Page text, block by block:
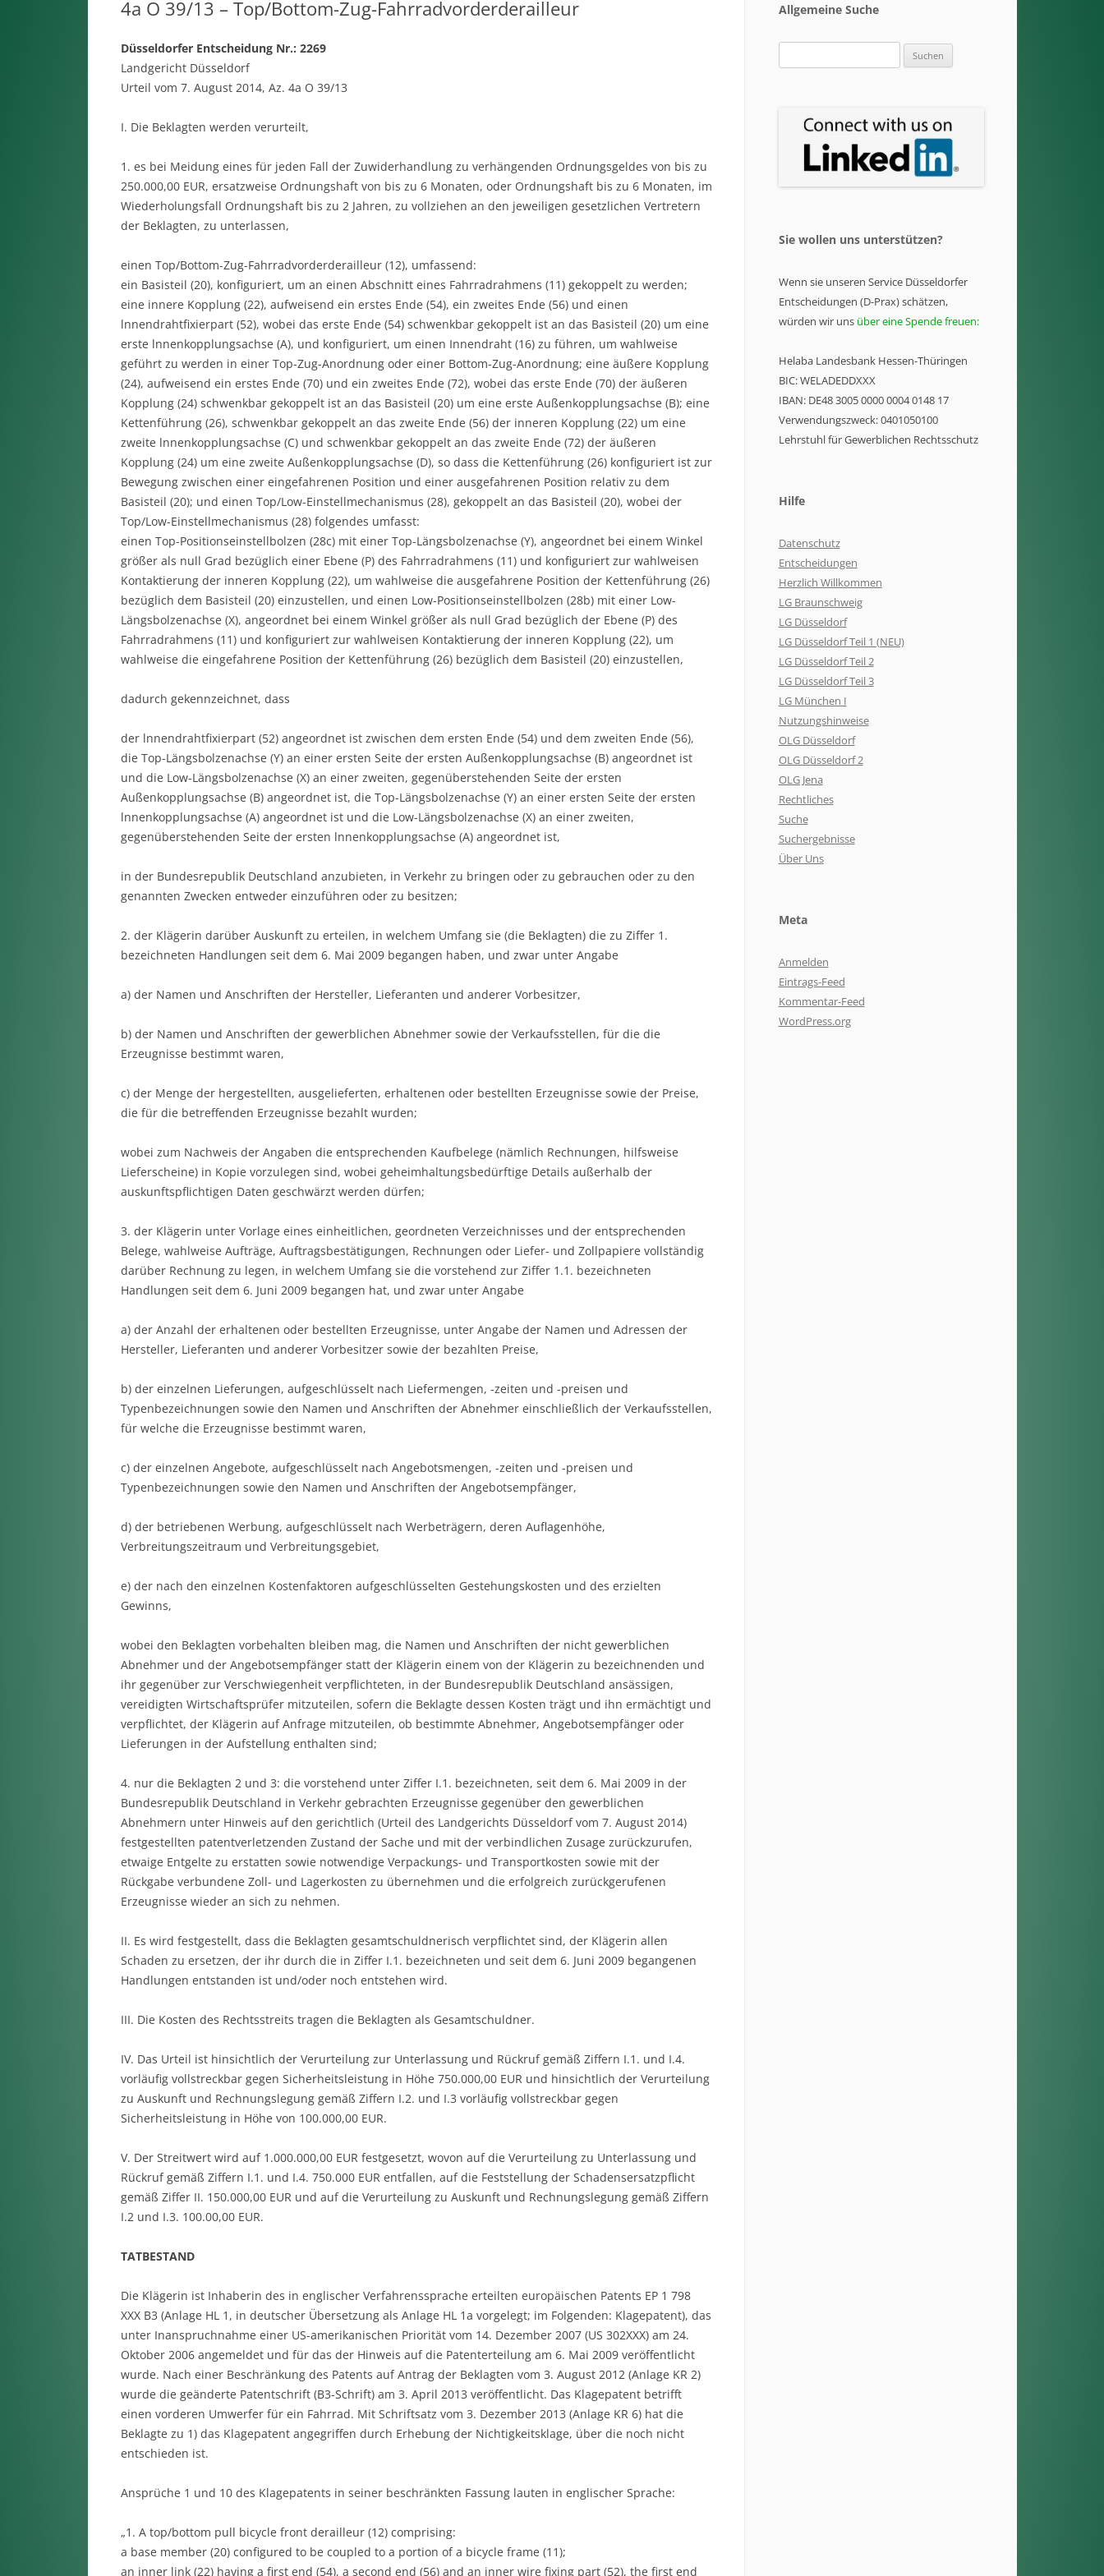
4a O 39/13 – Top/Bottom-Zug-Fahrradvorderderailleur
Düsseldorfer Entscheidung Nr.: 2269
Landgericht Düsseldorf
Urteil vom 7. August 2014, Az. 4a O 39/13
I. Die Beklagten werden verurteilt,
1. es bei Meidung eines für jeden Fall der Zuwiderhandlung zu verhängenden Ordnungsgeldes von bis zu
250.000,00 EUR, ersatzweise Ordnungshaft von bis zu 6 Monaten, oder Ordnungshaft bis zu 6 Monaten, im
Wiederholungsfall Ordnungshaft bis zu 2 Jahren, zu vollziehen an den jeweiligen gesetzlichen Vertretern
der Beklagten, zu unterlassen,
einen Top/Bottom-Zug-Fahrradvorderderailleur (12), umfassend:
ein Basisteil (20), konfiguriert, um an einen Abschnitt eines Fahrradrahmens (11) gekoppelt zu werden;
eine innere Kopplung (22), aufweisend ein erstes Ende (54), ein zweites Ende (56) und einen
lnnendrahtfixierpart (52), wobei das erste Ende (54) schwenkbar gekoppelt ist an das Basisteil (20) um eine
erste lnnenkopplungsachse (A), und konfiguriert, um einen Innendraht (16) zu führen, um wahlweise
geführt zu werden in einer Top-Zug-Anordnung oder einer Bottom-Zug-Anordnung; eine äußere Kopplung
(24), aufweisend ein erstes Ende (70) und ein zweites Ende (72), wobei das erste Ende (70) der äußeren
Kopplung (24) schwenkbar gekoppelt ist an das Basisteil (20) um eine erste Außenkopplungsachse (B); eine
Kettenführung (26), schwenkbar gekoppelt an das zweite Ende (56) der inneren Kopplung (22) um eine
zweite lnnenkopplungsachse (C) und schwenkbar gekoppelt an das zweite Ende (72) der äußeren
Kopplung (24) um eine zweite Außenkopplungsachse (D), so dass die Kettenführung (26) konfiguriert ist zur
Bewegung zwischen einer eingefahrenen Position und einer ausgefahrenen Position relativ zu dem
Basisteil (20); und einen Top/Low-Einstellmechanismus (28), gekoppelt an das Basisteil (20), wobei der
Top/Low-Einstellmechanismus (28) folgendes umfasst:
einen Top-Positionseinstellbolzen (28c) mit einer Top-Längsbolzenachse (Y), angeordnet bei einem Winkel
größer als null Grad bezüglich einer Ebene (P) des Fahrradrahmens (11) und konfiguriert zur wahlweisen
Kontaktierung der inneren Kopplung (22), um wahlweise die ausgefahrene Position der Kettenführung (26)
bezüglich dem Basisteil (20) einzustellen, und einen Low-Positionseinstellbolzen (28b) mit einer Low-
Längsbolzenachse (X), angeordnet bei einem Winkel größer als null Grad bezüglich der Ebene (P) des
Fahrradrahmens (11) und konfiguriert zur wahlweisen Kontaktierung der inneren Kopplung (22), um
wahlweise die eingefahrene Position der Kettenführung (26) bezüglich dem Basisteil (20) einzustellen,
dadurch gekennzeichnet, dass
der lnnendrahtfixierpart (52) angeordnet ist zwischen dem ersten Ende (54) und dem zweiten Ende (56),
die Top-Längsbolzenachse (Y) an einer ersten Seite der ersten Außenkopplungsachse (B) angeordnet ist
und die Low-Längsbolzenachse (X) an einer zweiten, gegenüberstehenden Seite der ersten
Außenkopplungsachse (B) angeordnet ist, die Top-Längsbolzenachse (Y) an einer ersten Seite der ersten
lnnenkopplungsachse (A) angeordnet ist und die Low-Längsbolzenachse (X) an einer zweiten,
gegenüberstehenden Seite der ersten lnnenkopplungsachse (A) angeordnet ist,
in der Bundesrepublik Deutschland anzubieten, in Verkehr zu bringen oder zu gebrauchen oder zu den
genannten Zwecken entweder einzuführen oder zu besitzen;
2. der Klägerin darüber Auskunft zu erteilen, in welchem Umfang sie (die Beklagten) die zu Ziffer 1.
bezeichneten Handlungen seit dem 6. Mai 2009 begangen haben, und zwar unter Angabe
a) der Namen und Anschriften der Hersteller, Lieferanten und anderer Vorbesitzer,
b) der Namen und Anschriften der gewerblichen Abnehmer sowie der Verkaufsstellen, für die die
Erzeugnisse bestimmt waren,
c) der Menge der hergestellten, ausgelieferten, erhaltenen oder bestellten Erzeugnisse sowie der Preise,
die für die betreffenden Erzeugnisse bezahlt wurden;
wobei zum Nachweis der Angaben die entsprechenden Kaufbelege (nämlich Rechnungen, hilfsweise
Lieferscheine) in Kopie vorzulegen sind, wobei geheimhaltungsbedürftige Details außerhalb der
auskunftspflichtigen Daten geschwärzt werden dürfen;
3. der Klägerin unter Vorlage eines einheitlichen, geordneten Verzeichnisses und der entsprechenden
Belege, wahlweise Aufträge, Auftragsbestätigungen, Rechnungen oder Liefer- und Zollpapiere vollständig
darüber Rechnung zu legen, in welchem Umfang sie die vorstehend zur Ziffer 1.1. bezeichneten
Handlungen seit dem 6. Juni 2009 begangen hat, und zwar unter Angabe
a) der Anzahl der erhaltenen oder bestellten Erzeugnisse, unter Angabe der Namen und Adressen der
Hersteller, Lieferanten und anderer Vorbesitzer sowie der bezahlten Preise,
b) der einzelnen Lieferungen, aufgeschlüsselt nach Liefermengen, -zeiten und -preisen und
Typenbezeichnungen sowie den Namen und Anschriften der Abnehmer einschließlich der Verkaufsstellen,
für welche die Erzeugnisse bestimmt waren,
c) der einzelnen Angebote, aufgeschlüsselt nach Angebotsmengen, -zeiten und -preisen und
Typenbezeichnungen sowie den Namen und Anschriften der Angebotsempfänger,
d) der betriebenen Werbung, aufgeschlüsselt nach Werbeträgern, deren Auflagenhöhe,
Verbreitungszeitraum und Verbreitungsgebiet,
e) der nach den einzelnen Kostenfaktoren aufgeschlüsselten Gestehungskosten und des erzielten
Gewinns,
wobei den Beklagten vorbehalten bleiben mag, die Namen und Anschriften der nicht gewerblichen
Abnehmer und der Angebotsempfänger statt der Klägerin einem von der Klägerin zu bezeichnenden und
ihr gegenüber zur Verschwiegenheit verpflichteten, in der Bundesrepublik Deutschland ansässigen,
vereidigten Wirtschaftsprüfer mitzuteilen, sofern die Beklagte dessen Kosten trägt und ihn ermächtigt und
verpflichtet, der Klägerin auf Anfrage mitzuteilen, ob bestimmte Abnehmer, Angebotsempfänger oder
Lieferungen in der Aufstellung enthalten sind;
4. nur die Beklagten 2 und 3: die vorstehend unter Ziffer I.1. bezeichneten, seit dem 6. Mai 2009 in der
Bundesrepublik Deutschland in Verkehr gebrachten Erzeugnisse gegenüber den gewerblichen
Abnehmern unter Hinweis auf den gerichtlich (Urteil des Landgerichts Düsseldorf vom 7. August 2014)
festgestellten patentverletzenden Zustand der Sache und mit der verbindlichen Zusage zurückzurufen,
etwaige Entgelte zu erstatten sowie notwendige Verpackungs- und Transportkosten sowie mit der
Rückgabe verbundene Zoll- und Lagerkosten zu übernehmen und die erfolgreich zurückgerufenen
Erzeugnisse wieder an sich zu nehmen.
II. Es wird festgestellt, dass die Beklagten gesamtschuldnerisch verpflichtet sind, der Klägerin allen
Schaden zu ersetzen, der ihr durch die in Ziffer I.1. bezeichneten und seit dem 6. Juni 2009 begangenen
Handlungen entstanden ist und/oder noch entstehen wird.
III. Die Kosten des Rechtsstreits tragen die Beklagten als Gesamtschuldner.
IV. Das Urteil ist hinsichtlich der Verurteilung zur Unterlassung und Rückruf gemäß Ziffern I.1. und I.4.
vorläufig vollstreckbar gegen Sicherheitsleistung in Höhe 750.000,00 EUR und hinsichtlich der Verurteilung
zu Auskunft und Rechnungslegung gemäß Ziffern I.2. und I.3 vorläufig vollstreckbar gegen
Sicherheitsleistung in Höhe von 100.000,00 EUR.
V. Der Streitwert wird auf 1.000.000,00 EUR festgesetzt, wovon auf die Verurteilung zu Unterlassung und
Rückruf gemäß Ziffern I.1. und I.4. 750.000 EUR entfallen, auf die Feststellung der Schadensersatzpflicht
gemäß Ziffer II. 150.000,00 EUR und auf die Verurteilung zu Auskunft und Rechnungslegung gemäß Ziffern
I.2 und I.3. 100.00,00 EUR.
TATBESTAND
Die Klägerin ist Inhaberin des in englischer Verfahrenssprache erteilten europäischen Patents EP 1 798
XXX B3 (Anlage HL 1, in deutscher Übersetzung als Anlage HL 1a vorgelegt; im Folgenden: Klagepatent), das
unter Inanspruchnahme einer US-amerikanischen Priorität vom 14. Dezember 2007 (US 302XXX) am 24.
Oktober 2006 angemeldet und für das der Hinweis auf die Patenterteilung am 6. Mai 2009 veröffentlicht
wurde. Nach einer Beschränkung des Patents auf Antrag der Beklagten vom 3. August 2012 (Anlage KR 2)
wurde die geänderte Patentschrift (B3-Schrift) am 3. April 2013 veröffentlicht. Das Klagepatent betrifft
einen vorderen Umwerfer für ein Fahrrad. Mit Schriftsatz vom 3. Dezember 2013 (Anlage KR 6) hat die
Beklagte zu 1) das Klagepatent angegriffen durch Erhebung der Nichtigkeitsklage, über die noch nicht
entschieden ist.
Ansprüche 1 und 10 des Klagepatents in seiner beschränkten Fassung lauten in englischer Sprache:
„1. A top/bottom pull bicycle front derailleur (12) comprising:
a base member (20) configured to be coupled to a portion of a bicycle frame (11);
an inner link (22) having a first end (54), a second end (56) and an inner wire fixing part (52), the first end
Allgemeine Suche
nach:
Sie wollen uns unterstützen?
Wenn sie unseren Service Düsseldorfer
Entscheidungen (D-Prax) schätzen,
würden wir uns über eine Spende freuen:
Helaba Landesbank Hessen-Thüringen
BIC: WELADEDDXXX
IBAN: DE48 3005 0000 0004 0148 17
Verwendungszweck: 0401050100
Lehrstuhl für Gewerblichen Rechtsschutz
Hilfe
Datenschutz
Entscheidungen
Herzlich Willkommen
LG Braunschweig
LG Düsseldorf
LG Düsseldorf Teil 1 (NEU)
LG Düsseldorf Teil 2
LG Düsseldorf Teil 3
LG München I
Nutzungshinweise
OLG Düsseldorf
OLG Düsseldorf 2
OLG Jena
Rechtliches
Suche
Suchergebnisse
Über Uns
Meta
Anmelden
Eintrags-Feed
Kommentar-Feed
WordPress.org